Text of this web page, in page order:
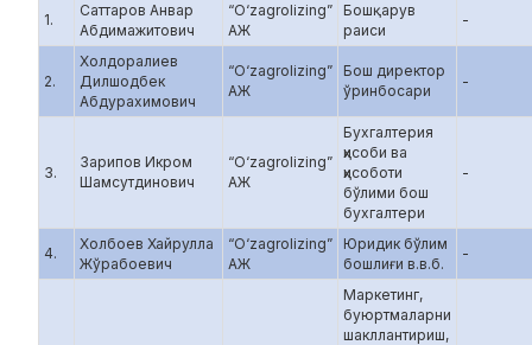
1.
Саттаров Анвар
Абдимажитович
“O‘zagrolizing”
АЖ
Бошқарув
раиси
-
2.
Холдоралиев
Дилшодбек
Абдурахимович
“O‘zagrolizing”
АЖ
Бош директор
ўринбосари
-
3.
Зарипов Икром
Шамсутдинович
“O‘zagrolizing”
АЖ
Бухгалтерия
ҳисоби ва
ҳисоботи
бўлими бош
бухгалтери
-
4.
Холбоев Хайрулла
Жўрабоевич
“O‘zagrolizing”
АЖ
Юридик бўлим
бошлиғи в.в.б.
-
Маркетинг,
буюртмаларни
шакллантириш,